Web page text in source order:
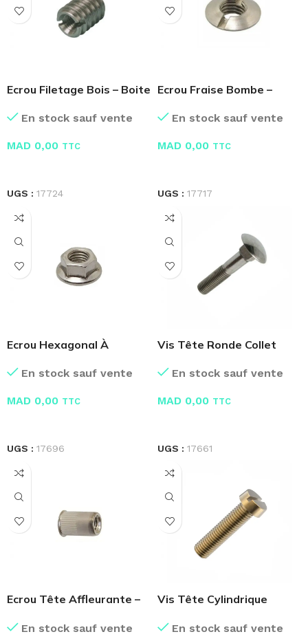
Ecrou Filetage Bois – Boite
En stock sauf vente
MAD 0,00 TTC
UGS : 17724
Ecrou Fraise Bombe –
En stock sauf vente
MAD 0,00 TTC
UGS : 17717
Ecrou Hexagonal À
En stock sauf vente
MAD 0,00 TTC
UGS : 17696
Vis Tête Ronde Collet
En stock sauf vente
MAD 0,00 TTC
UGS : 17661
Ecrou Tête Affleurante –
En stock sauf vente
Vis Tête Cylindrique
En stock sauf vente